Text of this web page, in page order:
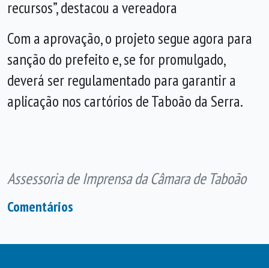
recursos”, destacou a vereadora
Com a aprovação, o projeto segue agora para
sanção do prefeito e, se for promulgado,
deverá ser regulamentado para garantir a
aplicação nos cartórios de Taboão da Serra.
Assessoria de Imprensa da Câmara de Taboão
Comentários